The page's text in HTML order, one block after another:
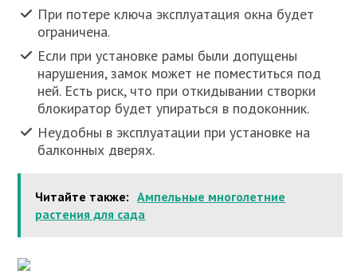
При потере ключа эксплуатация окна будет
ограничена.
Если при установке рамы были допущены
нарушения, замок может не поместиться под
ней. Есть риск, что при откидывании створки
блокиратор будет упираться в подоконник.
Неудобны в эксплуатации при установке на
балконных дверях.
Читайте также: Ампельные многолетние
растения для сада